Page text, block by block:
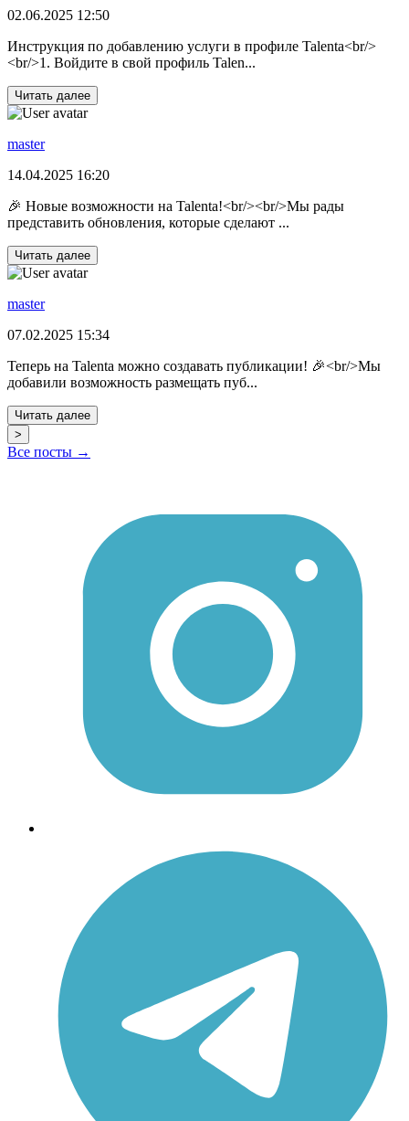
02.06.2025 12:50
Инструкция по добавлению услуги в профиле Talenta<br/>
<br/>1. Войдите в свой профиль Talen...
Читать далее
master
14.04.2025 16:20
🎉 Новые возможности на Talenta!<br/><br/>Мы рады
представить обновления, которые сделают ...
Читать далее
master
07.02.2025 15:34
Теперь на Talenta можно создавать публикации! 🎉<br/>Мы
добавили возможность размещать пуб...
Читать далее
>
Все посты →